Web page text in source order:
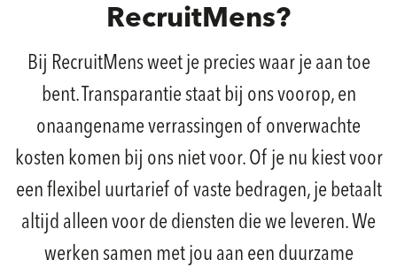
RecruitMens?
Bij RecruitMens weet je precies waar je aan toe
bent. Transparantie staat bij ons voorop, en
onaangename verrassingen of onverwachte
kosten komen bij ons niet voor. Of je nu kiest voor
een flexibel uurtarief of vaste bedragen, je betaalt
altijd alleen voor de diensten die we leveren. We
werken samen met jou aan een duurzame